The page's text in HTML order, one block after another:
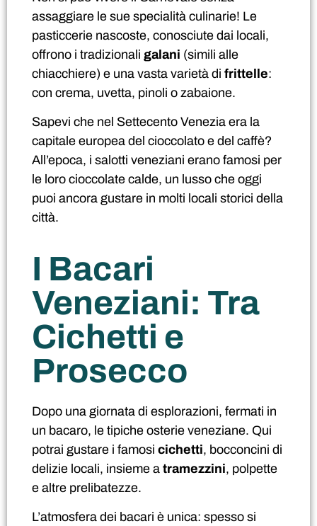
assaggiare le sue specialità culinarie! Le
pasticcerie nascoste, conosciute dai locali,
offrono i tradizionali galani (simili alle
chiacchiere) e una vasta varietà di frittelle:
con crema, uvetta, pinoli o zabaione.
Sapevi che nel Settecento Venezia era la
capitale europea del cioccolato e del caffè?
All’epoca, i salotti veneziani erano famosi per
le loro cioccolate calde, un lusso che oggi
puoi ancora gustare in molti locali storici della
città.
I Bacari
Veneziani: Tra
Cichetti e
Prosecco
Dopo una giornata di esplorazioni, fermati in
un bacaro, le tipiche osterie veneziane. Qui
potrai gustare i famosi cichetti, bocconcini di
delizie locali, insieme a tramezzini, polpette
e altre prelibatezze.
L’atmosfera dei bacari è unica: spesso si